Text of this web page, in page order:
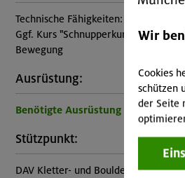
Technische Fähigkeiten:
Ggf. Kurs "Schnupperkurs
Bewegung
Ausrüstung:
Benötigte Ausrüstung für diese
Stützpunkt:
DAV Kletter- und Boulderzentrum
Wir
Cookies
schützen
der Seite